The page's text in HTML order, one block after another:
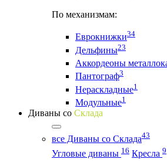
По механизмам:
Еврокнижки34
Дельфины23
Аккордеоны
Пантограф3
Нераскладные1
Модульные1
Диваны со Склада
все Диваны со Склада43
Угловые диваны 16 Кресла 9